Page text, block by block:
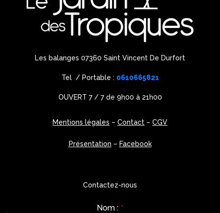
Les balanges 07360 Saint Vincent De Durfort
Tel / Portable : 0610665821
OUVERT 7 / 7 de 9h00 à 21h00
Mentions légales – Contact – CGV
Présentation – Facebook
Contactez-nous
Nom : *